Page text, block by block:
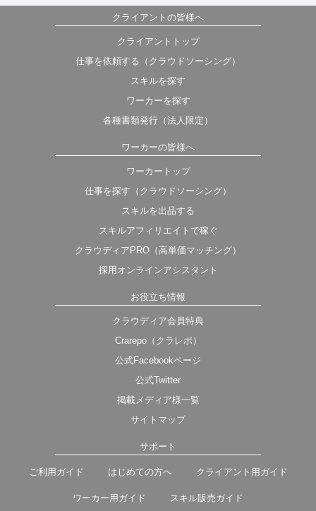
クライアントの皆様へ
クライアントトップ
仕事を依頼する（クラウドソーシング）
スキルを探す
ワーカーを探す
各種書類発行（法人限定）
ワーカーの皆様へ
ワーカートップ
仕事を探す（クラウドソーシング）
スキルを出品する
スキルアフィリエイトで稼ぐ
クラウディアPRO（高単価マッチング）
採用オンラインアシスタント
お役立ち情報
クラウディア会員特典
Crarepo（クラレポ）
公式Facebookページ
公式Twitter
掲載メディア様一覧
サイトマップ
サポート
ご利用ガイド はじめての方へ クライアント用ガイド
ワーカー用ガイド スキル販売ガイド